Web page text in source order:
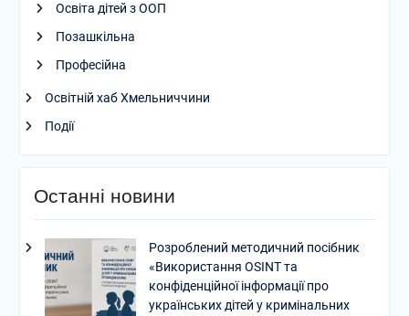
Освіта дітей з ООП
Позашкільна
Професійна
Освітній хаб Хмельниччини
Події
Останні новини
Розроблений методичний посібник
«Використання OSINT та
конфіденційної інформації про
українських дітей у кримінальних